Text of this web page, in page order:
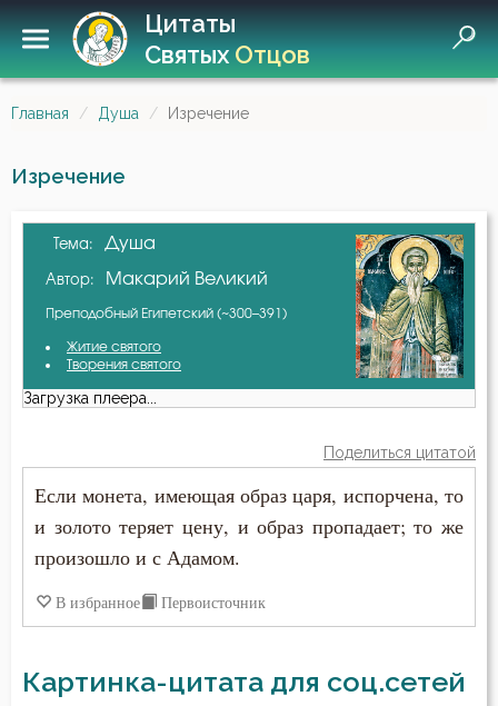
Цитаты
СвятыхОтцов
Главная Душа Изречение
Изречение
Тема: Душа
Автор: Макарий Великий
Преподобный Египетский (~300–391)
Житие святого
Творения святого
Загрузка плеера...
Поделиться цитатой
Если монета, имеющая образ царя, испорчена, то
и золото теряет цену, и образ пропадает; то же
произошло и с Адамом.
В избранное Первоисточник
Картинка-цитата для соц.сетей